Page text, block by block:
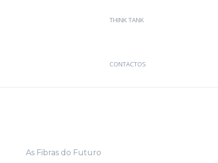
THINK TANK
CONTACTOS
As Fibras do Futuro